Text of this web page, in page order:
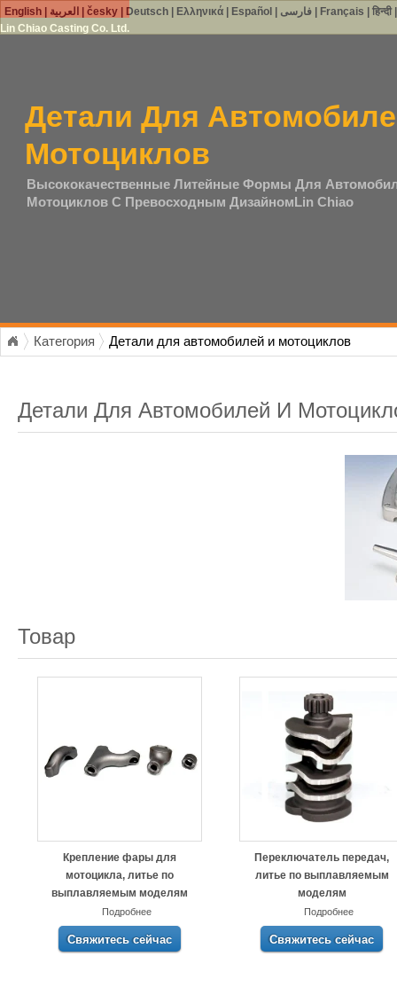
Lin Chiao Casting Co. Ltd.
Детали Для
Мотоциклов
Высококачественные Литейные Формы Для
Мотоциклов С Превосходным ДизайномLin Chiao
Категория Детали для автомобилей и мотоциклов
Детали Для Автомобилей И
Товар
Крепление фары для
мотоцикла, литье по
выплавляемым моделям
Подробнее
Свяжитесь сейчас
Переключатель передач,
литье по выплавляемым
моделям
Подробнее
Свяжитесь сейчас
English| العربية česky| Deutsch| Ελληνικά| Español فارسی| Français हिन्दी